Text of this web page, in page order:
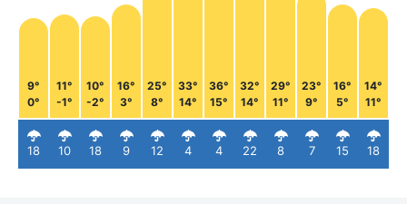
9°
0°
18
11°
-1°
10
10°
-2°
18
16°
3°
9
25°
8°
12
33°
14°
4
36°
15°
4
32°
14°
22
29°
11°
8
23°
9°
7
16°
5°
15
14°
11°
18